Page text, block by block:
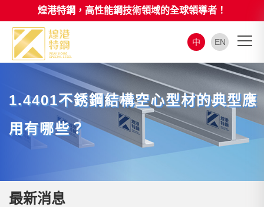
煌港特鋼，高性能鋼技術領域的全球領導者！
中 EN
1.4401不銹鋼結構空心型材的典型應
用有哪些？
最新消息